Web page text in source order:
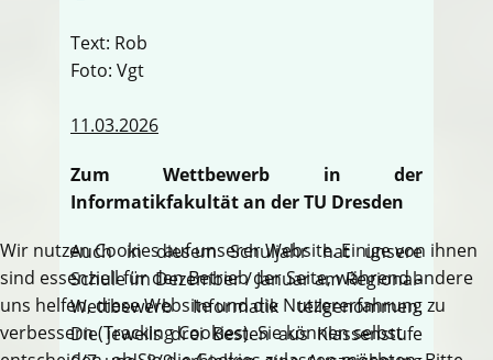
Text: Rob
Foto: Vgt
11.03.2026
Zum Wettbewerb in der
Informatikfakultät an der TU Dresden
Auch in diesem Schuljahr hat unsere
Schule im Dezember / Januar am Regional-
Wettbewerb Informatik teilgenommen.
Die jeweils drei Besten aus Klassenstufe
Wir nutzen Cookies auf unserer Website. Einige von ihnen
sind essenziell für den Betrieb der Seite, während andere
uns helfen, diese Website und die Nutzererfahrung zu
verbessern (Tracking Cookies). Sie können selbst